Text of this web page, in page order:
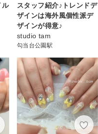
ル
スタッフ紹介♪トレンドデ
ザインは海外風個性派デ
ザインが得意♪
studio tam
勾当台公園駅